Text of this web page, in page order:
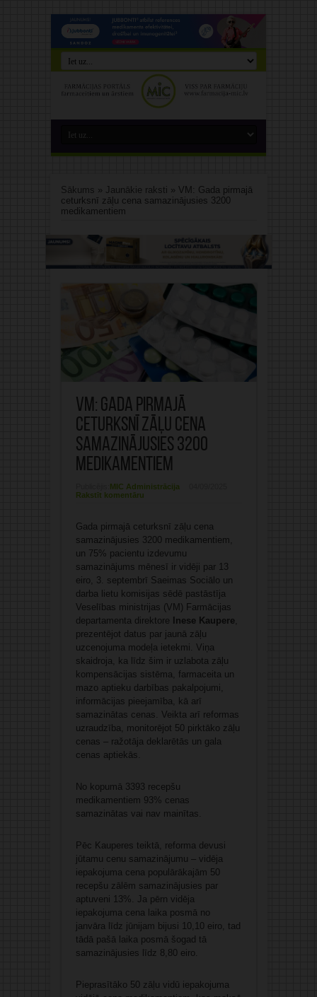
Sākums » Jaunākie raksti » VM: Gada pirmajā
ceturksnī zāļu cena samazinājusies 3200
medikamentiem
VM: Gada pirmajā
ceturksnī zāļu cena
samazinājusies 3200
medikamentiem
MIC Administrācija
Rakstīt komentāru
Gada pirmajā ceturksnī zāļu cena
samazinājusies 3200 medikamentiem,
un 75% pacientu izdevumu
samazinājums mēnesī ir vidēji par 13
eiro, 3. septembrī Saeimas Sociālo un
darba lietu komisijas sēdē pastāstīja
Veselības ministrijas (VM) Farmācijas
departamenta direktore
Inese Kaupere
prezentējot datus par jaunā zāļu
uzcenojuma modeļa ietekmi. Viņa
skaidroja, ka līdz šim ir uzlabota zāļu
kompensācijas sistēma, farmaceita un
mazo aptieku darbības pakalpojumi,
informācijas pieejamība, kā arī
samazinātas cenas. Veikta arī reformas
uzraudzība, monitorējot 50 pirktāko zāļu
cenas – ražotāja deklarētās un gala
cenas aptiekās.
No kopumā 3393 recepšu
medikamentiem 93% cenas
samazinātas vai nav mainītas.
Pēc Kauperes teiktā, reforma devusi
jūtamu cenu samazinājumu – vidēja
iepakojuma cena populārākajām 50
recepšu zālēm samazinājusies par
aptuveni 13%. Ja pērn vidēja
iepakojuma cena laika posmā no
janvāra līdz jūnijam bijusi 10,10 eiro, tad
tādā pašā laika posmā šogad tā
samazinājusies līdz 8,80 eiro.
Pieprasītāko 50 zāļu vidū iepakojuma